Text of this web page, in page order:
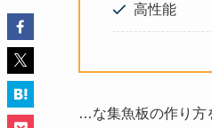
高性能
…な集魚板の作り方